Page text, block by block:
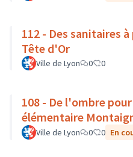
112 - Des sanitaires
Tête d'Or
Ville de Lyon 0 0
108 - De l'ombre
élémentaire
Ville de Lyon 0 0 En